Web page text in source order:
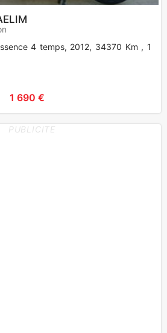
4 temps, 2012, 34370 Km , 1
1 690 €
PUBLICITE